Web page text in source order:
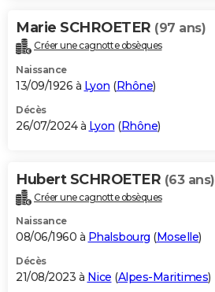
Marie SCHROETER (97 ans)
Créer une cagnotte obsèques
Naissance
13/09/1926 à Lyon (Rhône)
Décès
26/07/2024 à Lyon (Rhône)
Hubert SCHROETER (63 ans)
Créer une cagnotte obsèques
Naissance
08/06/1960 à Phalsbourg (Moselle)
Décès
21/08/2023 à Nice (Alpes-Maritimes)